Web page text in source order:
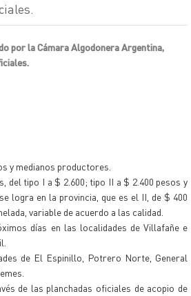
por la Cámara Algodonera Argentina,
y medianos productores.
del tipo I a $ 2.600; tipo II a $ 2.400 pesos y
logra en la provincia, que es el II, de $ 400
variable de acuerdo a las calidad.
días en las localidades de Villafañe e
de El Espinillo, Potrero Norte, General
de las planchadas oficiales de acopio de